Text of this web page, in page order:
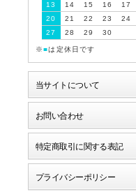
13
14 15 16 17
20
21 22 23 24
27
28 29 30
※■は定休日です
当サイトについて
お問い合わせ
特定商取引に関する表記
プライバシーポリシー